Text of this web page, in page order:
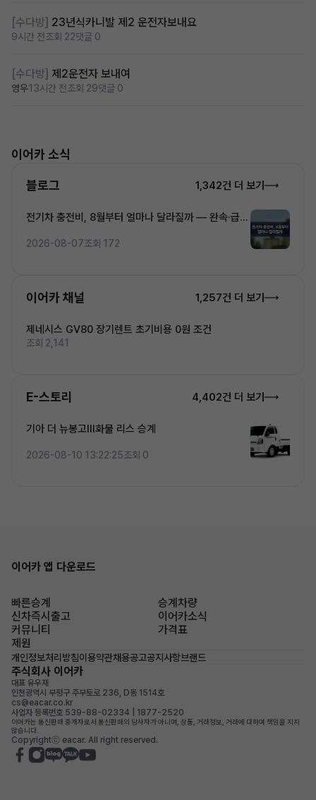
[수다방] 23년식카니발 제2 운전자보내요
9시간 전조회 22댓글 0
[수다방] 제2운전자 보내여
영우13시간 전조회 29댓글 0
이어카 소식
블로그 1,342건 더 보기
전기차 충전비, 8월부터 얼마나 달라질까 — 완속·급속
2026-08-07조회 172
이어카 채널 1,257건 더 보기
제네시스 GV80 장기렌트 초기비용 0원 조건
조회 2,141
E-스토리 4,402건 더 보기
기아 더 뉴봉고Ⅲ화물 리스 승계
2026-08-10 13:22:25조회 0
이어카 앱 다운로드
빠른승계
승계차량
신차즉시출고
이어카소식
커뮤니티
가격표
제원
개인정보처리방침이용약관채용공고공지사항브랜드
주식회사 이어카
대표 유우재
인천광역시 부평구 주부토로 236, D동 1514호
cs@eacar.co.kr
사업자 등록번호 539-88-02334 | 1877-2520
이어카는 통신판매 중개자로서 통신판매의 당사자가 아니며, 상품, 거래정보, 거래에 대하여 책임을 지지
않습니다.
Copyrightⓒ eacar. All right reserved.